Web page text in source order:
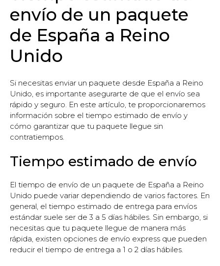
envío de un paquete
de España a Reino
Unido
Si necesitas enviar un paquete desde España a Reino
Unido, es importante asegurarte de que el envío sea
rápido y seguro. En este artículo, te proporcionaremos
información sobre el tiempo estimado de envío y
cómo garantizar que tu paquete llegue sin
contratiempos.
Tiempo estimado de envío
El tiempo de envío de un paquete de España a Reino
Unido puede variar dependiendo de varios factores. En
general, el tiempo estimado de entrega para envíos
estándar suele ser de 3 a 5 días hábiles. Sin embargo, si
necesitas que tu paquete llegue de manera más
rápida, existen opciones de envío express que pueden
reducir el tiempo de entrega a 1 o 2 días hábiles.